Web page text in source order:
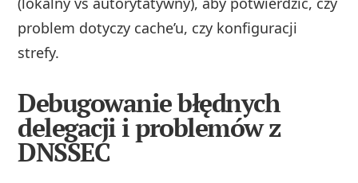
problem dotyczy cache’u, czy konfiguracji
strefy.
Debugowanie błędnych
delegacji i problemów z
DNSSEC